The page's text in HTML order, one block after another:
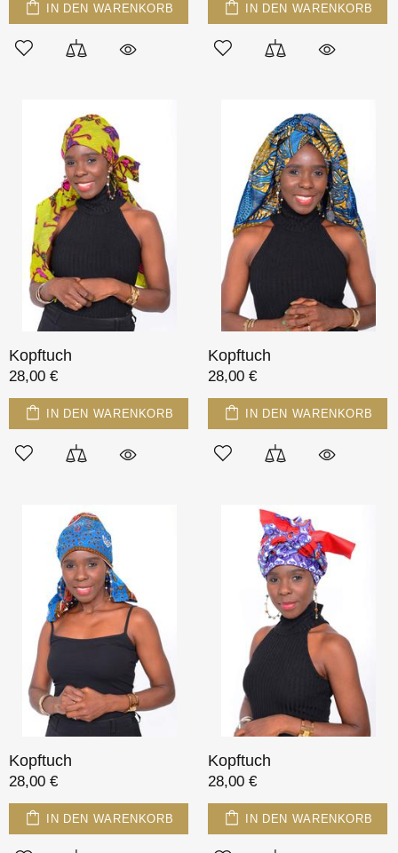
IN DEN WARENKORB IN DEN WARENKORB
Kopftuch
28,00 €
IN DEN WARENKORB
Kopftuch
28,00 €
IN DEN WARENKORB
Kopftuch
28,00 €
IN DEN WARENKORB
Kopftuch
28,00 €
IN DEN WARENKORB